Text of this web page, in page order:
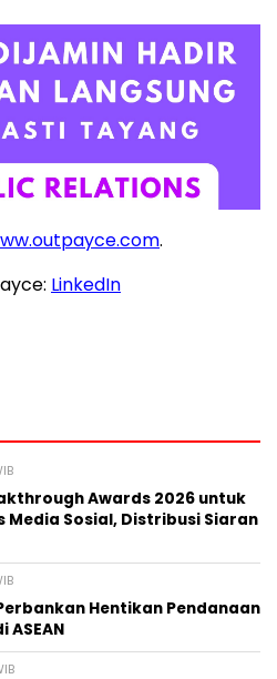
.
LinkedIn
Awards 2026 untuk
Media Sosial, Distribusi Siaran
Hentikan Pendanaan